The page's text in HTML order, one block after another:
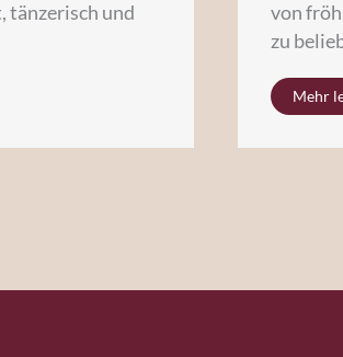
tänzerisch und
von
zu
Mehr